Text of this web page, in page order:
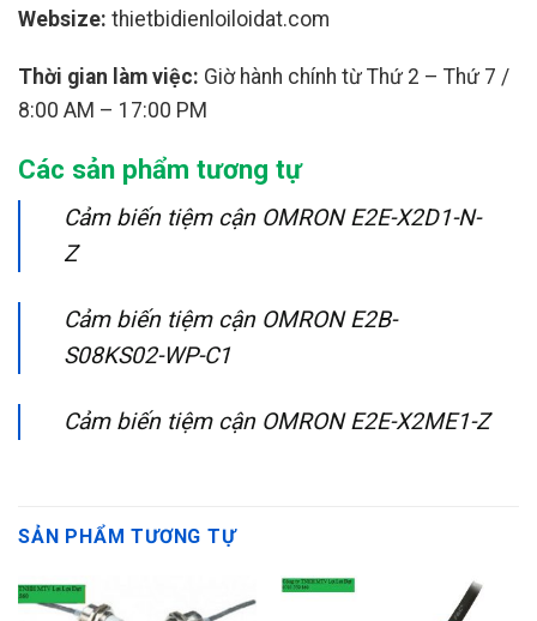
Websize: thietbidienloiloidat.com
Thời gian làm việc: Giờ hành chính từ Thứ 2 – Thứ 7 /
8:00 AM – 17:00 PM
Các sản phẩm tương tự
Cảm biến tiệm cận OMRON E2E-X2D1-N-
Z
Cảm biến tiệm cận OMRON E2B-
S08KS02-WP-C1
Cảm biến tiệm cận OMRON E2E-X2ME1-Z
SẢN PHẨM TƯƠNG TỰ